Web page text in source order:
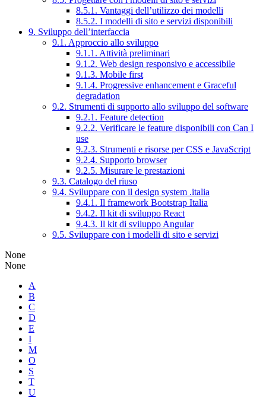
8.5.1. Vantaggi dell’utilizzo dei modelli
8.5.2. I modelli di sito e servizi disponibili
9. Sviluppo dell’interfaccia
9.1. Approccio allo sviluppo
9.1.1. Attività preliminari
9.1.2. Web design responsivo e accessibile
9.1.3. Mobile first
9.1.4. Progressive enhancement e Graceful
degradation
9.2. Strumenti di supporto allo sviluppo del software
9.2.1. Feature detection
9.2.2. Verificare le feature disponibili con Can I
use
9.2.3. Strumenti e risorse per CSS e JavaScript
9.2.4. Supporto browser
9.2.5. Misurare le prestazioni
9.3. Catalogo del riuso
9.4. Sviluppare con il design system .italia
9.4.1. Il framework Bootstrap Italia
9.4.2. Il kit di sviluppo React
9.4.3. Il kit di sviluppo Angular
9.5. Sviluppare con i modelli di sito e servizi
None
None
A
B
C
D
E
I
M
O
S
T
U